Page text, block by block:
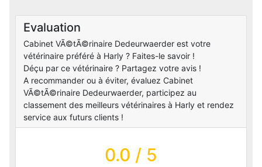
Evaluation
Cabinet VÃ©tÃ©rinaire Dedeurwaerder est votre
vétérinaire préféré à Harly ? Faites-le savoir !
Déçu par ce vétérinaire ? Partagez votre avis !
A recommander ou à éviter, évaluez Cabinet
VÃ©tÃ©rinaire Dedeurwaerder, participez au
classement des meilleurs vétérinaires à Harly et rendez
service aux futurs clients !
0.0 / 5